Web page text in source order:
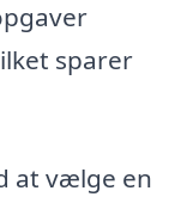
sparer
at vælge en